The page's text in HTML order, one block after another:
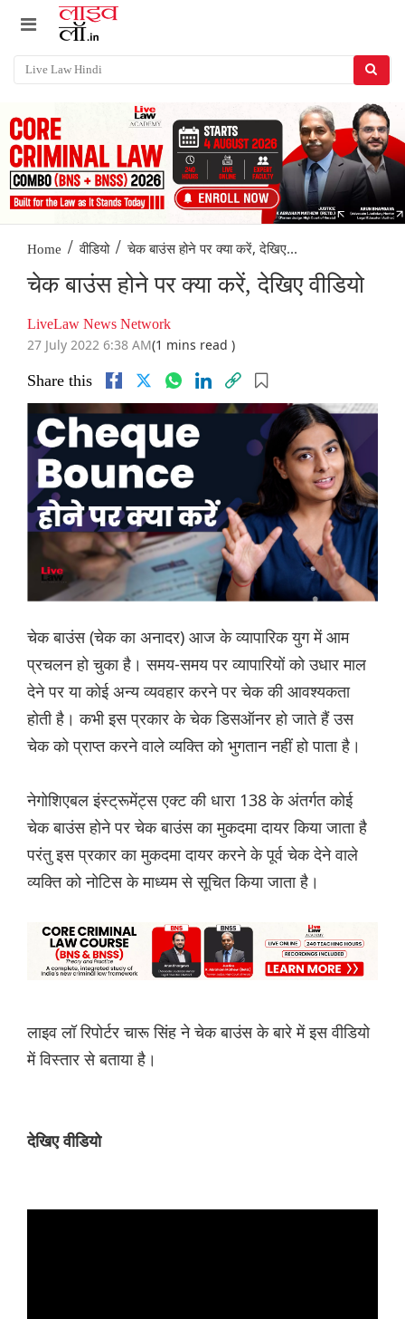
Home / वीडियो / चेक बाउंस होने पर क्या करें, देखिए...
चेक बाउंस होने पर क्या करें, देखिए वीडियो
LiveLaw News Network
27 July 2022 6:38 AM(1 mins read )
Share this
चेक बाउंस (चेक का अनादर) आज के व्यापारिक युग में आम
प्रचलन हो चुका है। समय-समय पर व्यापारियों को उधार माल
देने पर या कोई अन्य व्यवहार करने पर चेक की आवश्यकता
होती है। कभी इस प्रकार के चेक डिसऑनर हो जाते हैं उस
चेक को प्राप्त करने वाले व्यक्ति को भुगतान नहीं हो पाता है।
नेगोशिएबल इंस्ट्रूमेंट्स एक्ट की धारा 138 के अंतर्गत कोई
चेक बाउंस होने पर चेक बाउंस का मुकदमा दायर किया जाता है
परंतु इस प्रकार का मुकदमा दायर करने के पूर्व चेक देने वाले
व्यक्ति को नोटिस के माध्यम से सूचित किया जाता है।
लाइव लॉ रिपोर्टर चारू सिंह ने चेक बाउंस के बारे में इस वीडियो
में विस्तार से बताया है।
देखिए वीडियो